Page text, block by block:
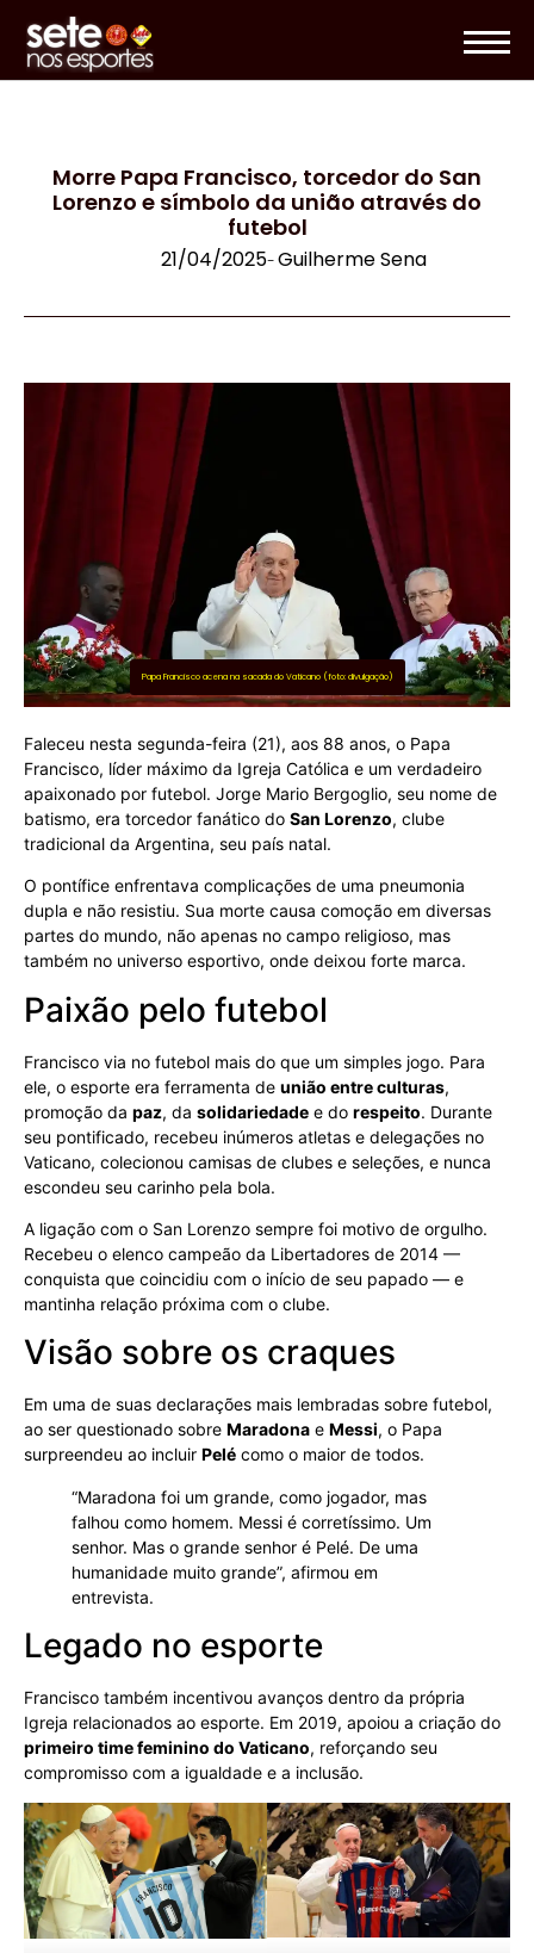
Morre Papa Francisco, torcedor do San
Lorenzo e símbolo da união através do
futebol
21/04/2025-Guilherme Sena
Papa Francisco acena na sacada do Vaticano (foto: divulgação)
Faleceu nesta segunda-feira (21), aos 88 anos, o Papa
Francisco, líder máximo da Igreja Católica e um verdadeiro
apaixonado por futebol. Jorge Mario Bergoglio, seu nome de
batismo, era torcedor fanático do San Lorenzo, clube
tradicional da Argentina, seu país natal.
O pontífice enfrentava complicações de uma pneumonia
dupla e não resistiu. Sua morte causa comoção em diversas
partes do mundo, não apenas no campo religioso, mas
também no universo esportivo, onde deixou forte marca.
Paixão pelo futebol
Francisco via no futebol mais do que um simples jogo. Para
ele, o esporte era ferramenta de união entre culturas,
promoção da paz, da solidariedade e do respeito. Durante
seu pontificado, recebeu inúmeros atletas e delegações no
Vaticano, colecionou camisas de clubes e seleções, e nunca
escondeu seu carinho pela bola.
A ligação com o San Lorenzo sempre foi motivo de orgulho.
Recebeu o elenco campeão da Libertadores de 2014 —
conquista que coincidiu com o início de seu papado — e
mantinha relação próxima com o clube.
Visão sobre os craques
Em uma de suas declarações mais lembradas sobre futebol,
ao ser questionado sobre Maradona e Messi, o Papa
surpreendeu ao incluir Pelé como o maior de todos.
“Maradona foi um grande, como jogador, mas
falhou como homem. Messi é corretíssimo. Um
senhor. Mas o grande senhor é Pelé. De uma
humanidade muito grande”, afirmou em
entrevista.
Legado no esporte
Francisco também incentivou avanços dentro da própria
Igreja relacionados ao esporte. Em 2019, apoiou a criação do
primeiro time feminino do Vaticano, reforçando seu
compromisso com a igualdade e a inclusão.